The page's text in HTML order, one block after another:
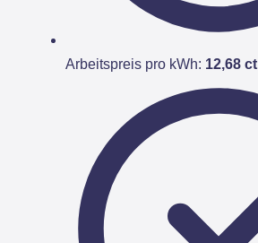
Arbeitspreis pro kWh: 12,68 ct